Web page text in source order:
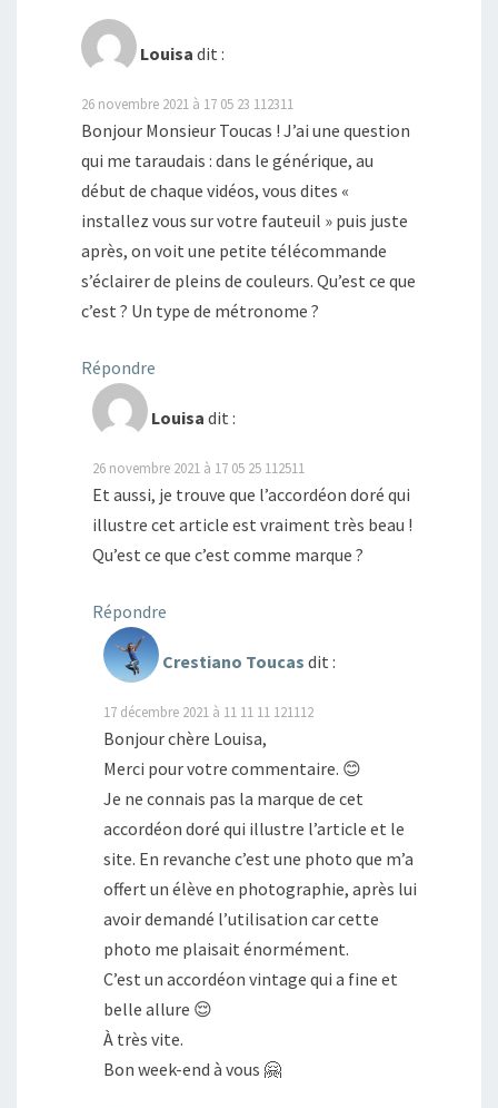
Louisa dit :
26 novembre 2021 à 17 05 23 112311
Bonjour Monsieur Toucas ! J’ai une question
qui me taraudais : dans le générique, au
début de chaque vidéos, vous dites «
installez vous sur votre fauteuil » puis juste
après, on voit une petite télécommande
s’éclairer de pleins de couleurs. Qu’est ce que
c’est ? Un type de métronome ?
Répondre
Louisa dit :
26 novembre 2021 à 17 05 25 112511
Et aussi, je trouve que l’accordéon doré qui
illustre cet article est vraiment très beau !
Qu’est ce que c’est comme marque ?
Répondre
Crestiano Toucas dit :
17 décembre 2021 à 11 11 11 121112
Bonjour chère Louisa,
Merci pour votre commentaire. 😊
Je ne connais pas la marque de cet
accordéon doré qui illustre l’article et le
site. En revanche c’est une photo que m’a
offert un élève en photographie, après lui
avoir demandé l’utilisation car cette
photo me plaisait énormément.
C’est un accordéon vintage qui a fine et
belle allure 😌
À très vite.
Bon week-end à vous 🤗